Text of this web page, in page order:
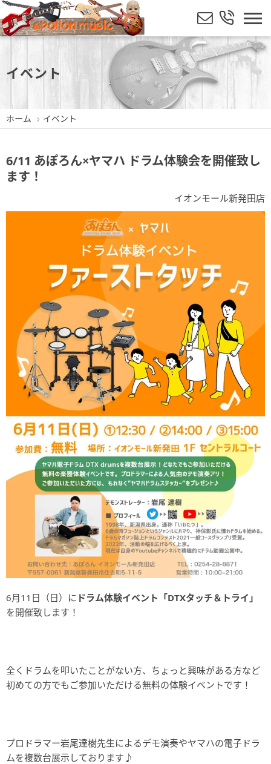
イベント
ホーム イベント
6/11 あぽろん×ヤマハ ドラム体験会を開催致し
ます！
イオンモール新発田店
6月11日（日）に ドラム体験イベント「DTXタッチ＆トライ」
を開催致します！
全くドラムを叩いたことがない方、ちょっと興味がある方など
初めての方でもご参加いただける無料の体験イベントです！
プロドラマー岩尾達樹先生によるデモ演奏やヤマハの電子ドラ
ムを複数台展示しております♪